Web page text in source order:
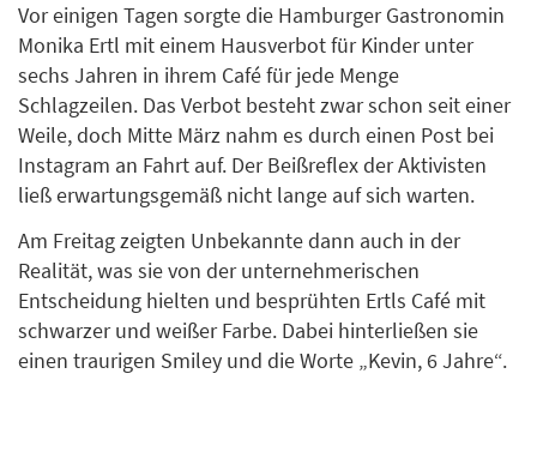
Vor einigen Tagen sorgte die Hamburger Gastronomin
Monika Ertl mit einem Hausverbot für Kinder unter
sechs Jahren in ihrem Café für jede Menge
Schlagzeilen. Das Verbot besteht zwar schon seit einer
Weile, doch Mitte März nahm es durch einen Post bei
Instagram an Fahrt auf. Der Beißreflex der Aktivisten
ließ erwartungsgemäß nicht lange auf sich warten.
Am Freitag zeigten Unbekannte dann auch in der
Realität, was sie von der unternehmerischen
Entscheidung hielten und besprühten Ertls Café mit
schwarzer und weißer Farbe. Dabei hinterließen sie
einen traurigen Smiley und die Worte „Kevin, 6 Jahre“.